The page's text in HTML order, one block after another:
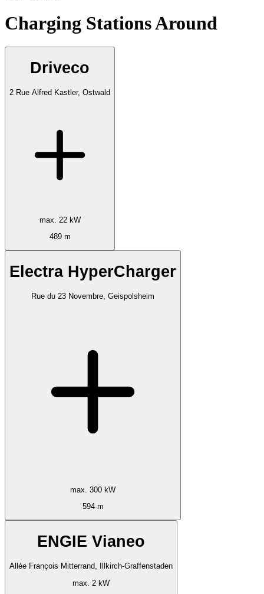
Charging Stations Around
Driveco
2 Rue Alfred Kastler, Ostwald
max. 22 kW
489 m
Electra HyperCharger
Rue du 23 Novembre, Geispolsheim
max. 300 kW
594 m
ENGIE Vianeo
Allée François Mitterrand, Illkirch-Graffenstaden
max. 2 kW